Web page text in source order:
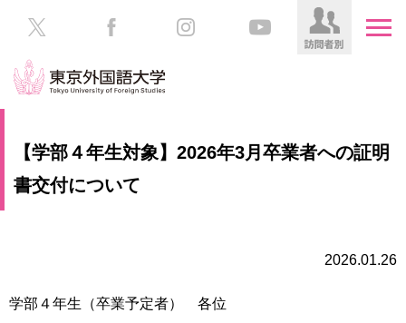
大
部・
験
生
の
生
【学部４年生対象】2026年3月卒業者への証明
書交付について
2026.01.26
学部４年生（卒業予定者） 各位